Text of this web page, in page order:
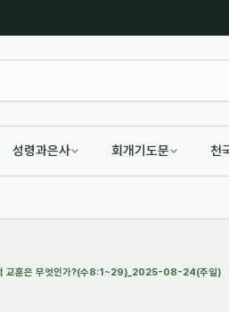
성령과은사 회개기도문 천
적 교훈은 무엇인가?(수8:1~29)_2025-08-24(주일)